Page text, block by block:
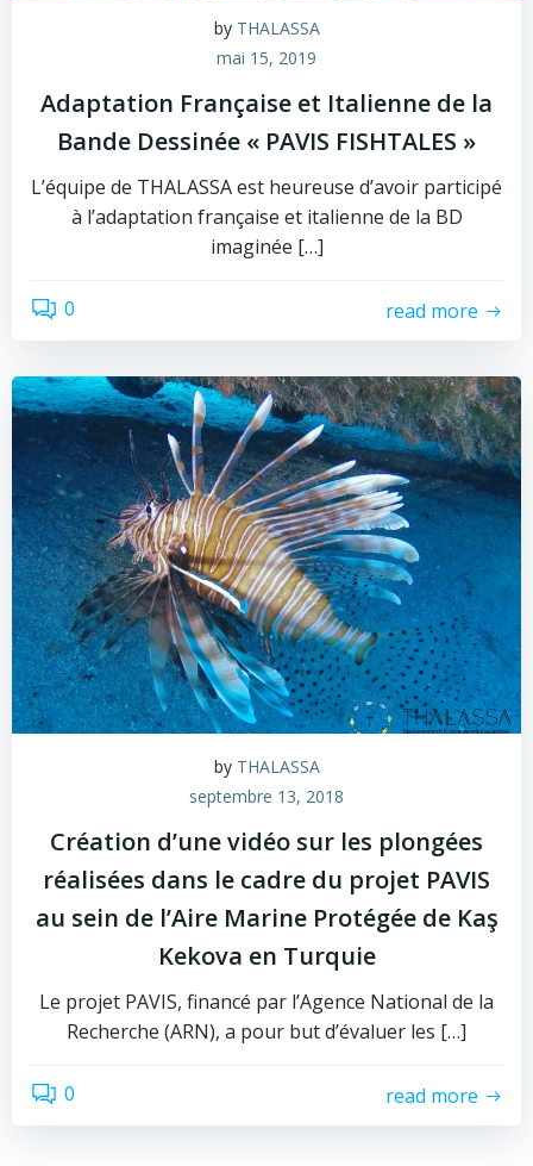
by THALASSA
mai 15, 2019
Adaptation Française et Italienne de la
Bande Dessinée « PAVIS FISHTALES »
L’équipe de THALASSA est heureuse d’avoir participé
à l’adaptation française et italienne de la BD
imaginée […]
0 read more
by THALASSA
septembre 13, 2018
Création d’une vidéo sur les plongées
réalisées dans le cadre du projet PAVIS
au sein de l’Aire Marine Protégée de Kaş
Kekova en Turquie
Le projet PAVIS, financé par l’Agence National de la
Recherche (ARN), a pour but d’évaluer les […]
0 read more